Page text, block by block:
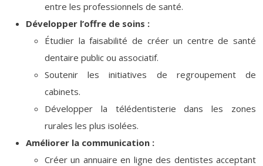
entre les professionnels de santé.
Développer l’offre de soins :
Étudier la faisabilité de créer un centre de santé
dentaire public ou associatif.
Soutenir les initiatives de regroupement de
cabinets.
Développer la télédentisterie dans les zones
rurales les plus isolées.
Améliorer la communication :
Créer un annuaire en ligne des dentistes acceptant